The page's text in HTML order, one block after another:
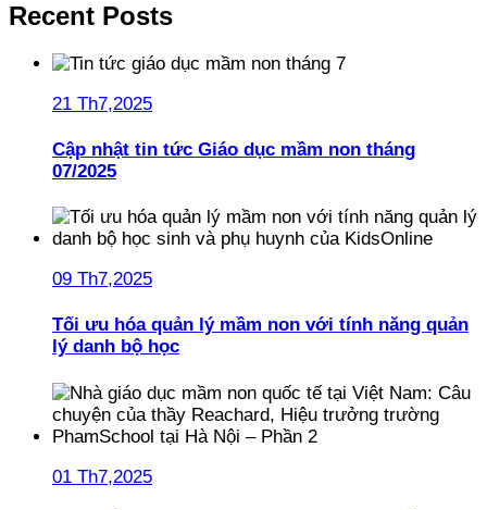
Recent Posts
21 Th7,2025
Cập nhật tin tức Giáo dục mầm non tháng
07/2025
09 Th7,2025
Tối ưu hóa quản lý mầm non với tính năng quản
lý danh bộ học
01 Th7,2025